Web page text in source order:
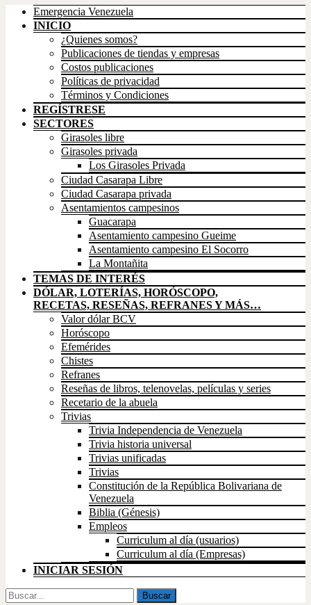
Emergencia Venezuela
INICIO
¿Quienes somos?
Publicaciones de tiendas y empresas
Costos publicaciones
Políticas de privacidad
Términos y Condiciones
REGÍSTRESE
SECTORES
Girasoles libre
Girasoles privada
Los Girasoles Privada
Ciudad Casarapa Libre
Ciudad Casarapa privada
Asentamientos campesinos
Guacarapa
Asentamiento campesino Gueime
Asentamiento campesino El Socorro
La Montañita
TEMAS DE INTERÉS
DÓLAR, LOTERÍAS, HORÓSCOPO,
RECETAS, RESEÑAS, REFRANES Y MÁS…
Valor dólar BCV
Horóscopo
Efemérides
Chistes
Refranes
Reseñas de libros, telenovelas, películas y series
Recetario de la abuela
Trivias
Trivia Independencia de Venezuela
Trivia historia universal
Trivias unificadas
Trivias
Constitución de la República Bolivariana de
Venezuela
Biblia (Génesis)
Empleos
Curriculum al día (usuarios)
Curriculum al día (Empresas)
INICIAR SESIÓN
Buscar